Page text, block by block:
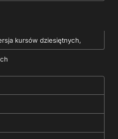
kursów dziesiętnych,